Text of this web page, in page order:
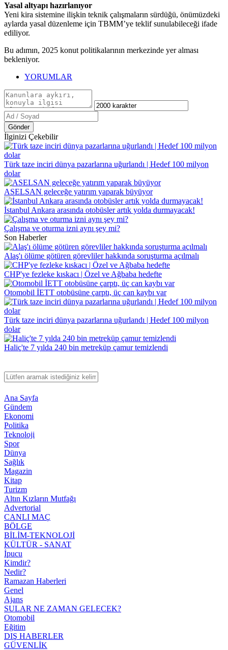
Yasal altyapı hazırlanıyor
Yeni kira sistemine ilişkin teknik çalışmaların sürdüğü, önümüzdeki
aylarda yasal düzenleme için TBMM’ye teklif sunulabileceği ifade
ediliyor.
Bu adımın, 2025 konut politikalarının merkezinde yer alması
bekleniyor.
YORUMLAR
Gönder
İlginizi Çekebilir
Türk taze inciri dünya pazarlarına uğurlandı | Hedef 100 milyon
dolar
ASELSAN geleceğe yatırım yaparak büyüyor
İstanbul Ankara arasında otobüsler artık yolda durmayacak!
Çalışma ve oturma izni aynı şey mi?
Son Haberler
Alaş'ı ölüme götüren görevliler hakkında soruşturma açılmalı
CHP'ye fezleke kıskacı | Özel ve Ağbaba hedefte
Otomobil İETT otobüsüne çarptı, üç can kaybı var
Türk taze inciri dünya pazarlarına uğurlandı | Hedef 100 milyon
dolar
Haliç'te 7 yılda 240 bin metreküp çamur temizlendi
Ana Sayfa
Gündem
Ekonomi
Politika
Teknoloji
Spor
Dünya
Sağlık
Magazin
Kitap
Turizm
Altın Kızların Mutfağı
Advertorial
CANLI MAÇ
BÖLGE
BİLİM-TEKNOLOJİ
KÜLTÜR - SANAT
İpucu
Kimdir?
Nedir?
Ramazan Haberleri
Genel
Ajans
SULAR NE ZAMAN GELECEK?
Otomobil
Eğitim
DIŞ HABERLER
GÜVENLİK